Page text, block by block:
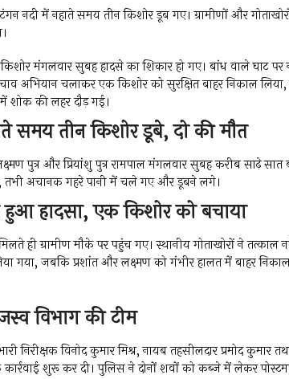
नदी में नहाते समय तीन किशोर डूब गए। ग्रामीणों और
मंगलवार सुबह हादसे का शिकार हो गए। बांध वाले घाट
अभियान चलाकर एक किशोर को सुरक्षित बाहर निकाल
शोक की लहर दौड़ गई।
समय तीन किशोर डूबे, दो की मौत
पुत्र और प्रियांशु पुत्र रामपाल मंगलवार सुबह करीब साढ़े
तभी अचानक गहरे पानी में चले गए और डूबने लगे।
हुआ हादसा, एक किशोर को बचाया
ही ग्रामीण मौके पर पहुंच गए। स्थानीय गोताखोरों ने
गया, जबकि प्रशांत और लक्ष्मण को गंभीर हालत में बाहर
विभाग की टीम
निरीक्षक विनोद कुमार मिश्र, नायब तहसीलदार प्रमोद
शुरू कर दी। पुलिस ने दोनों शवों को कब्जे में लेकर